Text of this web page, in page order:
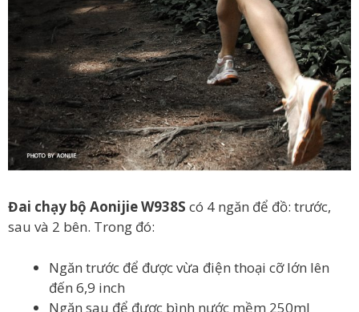
Đai chạy bộ Aonijie W938S có 4 ngăn để đồ: trước,
sau và 2 bên. Trong đó:
Ngăn trước để được vừa điện thoại cỡ lớn lên
đến 6,9 inch
Ngăn sau để được bình nước mềm 250ml